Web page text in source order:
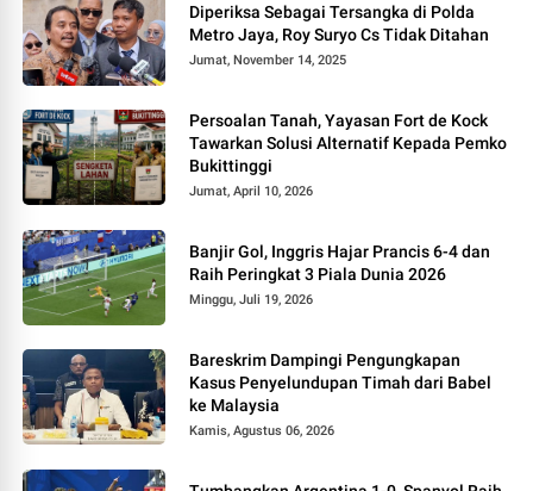
Diperiksa Sebagai Tersangka di Polda
Metro Jaya, Roy Suryo Cs Tidak Ditahan
Jumat, November 14, 2025
Persoalan Tanah, Yayasan Fort de Kock
Tawarkan Solusi Alternatif Kepada Pemko
Bukittinggi
Jumat, April 10, 2026
Banjir Gol, Inggris Hajar Prancis 6-4 dan
Raih Peringkat 3 Piala Dunia 2026
Minggu, Juli 19, 2026
Bareskrim Dampingi Pengungkapan
Kasus Penyelundupan Timah dari Babel
ke Malaysia
Kamis, Agustus 06, 2026